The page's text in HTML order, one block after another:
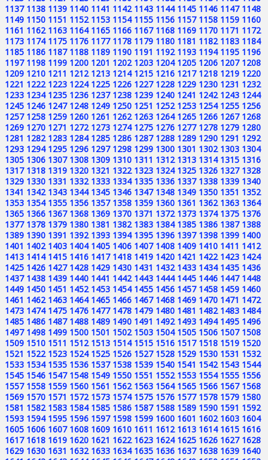
1137 1138 1139 1140 1141 1142 1143 1144 1145 1146 1147 1148
1149 1150 1151 1152 1153 1154 1155 1156 1157 1158 1159 1160
1161 1162 1163 1164 1165 1166 1167 1168 1169 1170 1171 1172
1173 1174 1175 1176 1177 1178 1179 1180 1181 1182 1183 1184
1185 1186 1187 1188 1189 1190 1191 1192 1193 1194 1195 1196
1197 1198 1199 1200 1201 1202 1203 1204 1205 1206 1207 1208
1209 1210 1211 1212 1213 1214 1215 1216 1217 1218 1219 1220
1221 1222 1223 1224 1225 1226 1227 1228 1229 1230 1231 1232
1233 1234 1235 1236 1237 1238 1239 1240 1241 1242 1243 1244
1245 1246 1247 1248 1249 1250 1251 1252 1253 1254 1255 1256
1257 1258 1259 1260 1261 1262 1263 1264 1265 1266 1267 1268
1269 1270 1271 1272 1273 1274 1275 1276 1277 1278 1279 1280
1281 1282 1283 1284 1285 1286 1287 1288 1289 1290 1291 1292
1293 1294 1295 1296 1297 1298 1299 1300 1301 1302 1303 1304
1305 1306 1307 1308 1309 1310 1311 1312 1313 1314 1315 1316
1317 1318 1319 1320 1321 1322 1323 1324 1325 1326 1327 1328
1329 1330 1331 1332 1333 1334 1335 1336 1337 1338 1339 1340
1341 1342 1343 1344 1345 1346 1347 1348 1349 1350 1351 1352
1353 1354 1355 1356 1357 1358 1359 1360 1361 1362 1363 1364
1365 1366 1367 1368 1369 1370 1371 1372 1373 1374 1375 1376
1377 1378 1379 1380 1381 1382 1383 1384 1385 1386 1387 1388
1389 1390 1391 1392 1393 1394 1395 1396 1397 1398 1399 1400
1401 1402 1403 1404 1405 1406 1407 1408 1409 1410 1411 1412
1413 1414 1415 1416 1417 1418 1419 1420 1421 1422 1423 1424
1425 1426 1427 1428 1429 1430 1431 1432 1433 1434 1435 1436
1437 1438 1439 1440 1441 1442 1443 1444 1445 1446 1447 1448
1449 1450 1451 1452 1453 1454 1455 1456 1457 1458 1459 1460
1461 1462 1463 1464 1465 1466 1467 1468 1469 1470 1471 1472
1473 1474 1475 1476 1477 1478 1479 1480 1481 1482 1483 1484
1485 1486 1487 1488 1489 1490 1491 1492 1493 1494 1495 1496
1497 1498 1499 1500 1501 1502 1503 1504 1505 1506 1507 1508
1509 1510 1511 1512 1513 1514 1515 1516 1517 1518 1519 1520
1521 1522 1523 1524 1525 1526 1527 1528 1529 1530 1531 1532
1533 1534 1535 1536 1537 1538 1539 1540 1541 1542 1543 1544
1545 1546 1547 1548 1549 1550 1551 1552 1553 1554 1555 1556
1557 1558 1559 1560 1561 1562 1563 1564 1565 1566 1567 1568
1569 1570 1571 1572 1573 1574 1575 1576 1577 1578 1579 1580
1581 1582 1583 1584 1585 1586 1587 1588 1589 1590 1591 1592
1593 1594 1595 1596 1597 1598 1599 1600 1601 1602 1603 1604
1605 1606 1607 1608 1609 1610 1611 1612 1613 1614 1615 1616
1617 1618 1619 1620 1621 1622 1623 1624 1625 1626 1627 1628
1629 1630 1631 1632 1633 1634 1635 1636 1637 1638 1639 1640